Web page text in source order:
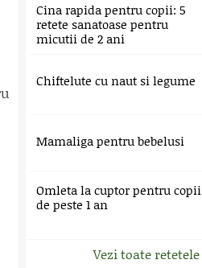
Cina rapida pentru copii: 5
retete sanatoase pentru
micutii de 2 ani
Chiftelute cu naut si legume
Mamaliga pentru bebelusi
Omleta la cuptor pentru copii
de peste 1 an
Vezi toate retetele